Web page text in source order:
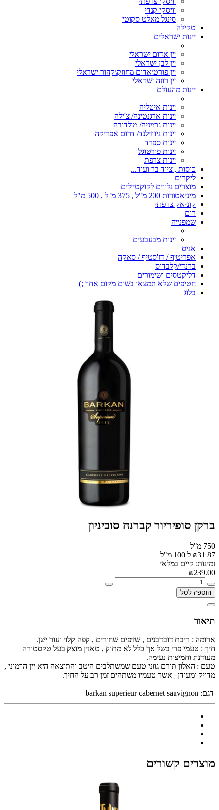
וויסקי קנדי
סינגל מאלט סקוטי
טקילה
יינות ישראלים
יין אדום ישראלי
יין לבן ישראלי
יין פורט\אדום מחוזק\קהור ישראלי
יין רוזה ישראלי
יינות מהעולם
יינות איטליה
יינות ארגנטינה/ צ'ילה
יינות גרמניה/ מולדובה
יינות ניו זילנד/ דרום אפריקה
יינות ספרד
יינות פורטוגל
יינות צרפת
כוסות , ציוד בר ועוד...
ליקרים
מוצרים נלווים לקוקטיילים
מיניאטורות 200 מ"ל , 375 מ"ל , 500 מ"ל
קוניאק צרפתי
רום
שמפנייה
יינות מבעבעים
אניס
אפריטיף / דז'סטיף / סאקה
ברנדי/קלבדוס
דליקטסים ושימורים
חטיפים שלא תמצאו בשום מקום אחר ;)
בלוג
ברקן סופיריור קברנה סוביניון
750 מ"ל
₪31.87 ל 100 מ"ל
זמינות: קיים במלאי
₪239.00
הוספה לסל
תיאור
ארומה : ריבת דובדבנים , שזיפים שחורים , קפה קלוי ועור ישן.
חיך : טעמי פרי בשל אך כלל לא מתוק , טאנין מוצק בעל טקסטורה
מעודנת וחמיצות נעימה.
טעם : האלון תורם גווני טעם שמשתלבים היטב והתוצאה היא יין הרמוני ,
מדויק ומעודן , אשר טעמיו משתהים זמן רב על החיך.
דגם: barkan superieur cabernet sauvignon
מוצרים קשורים